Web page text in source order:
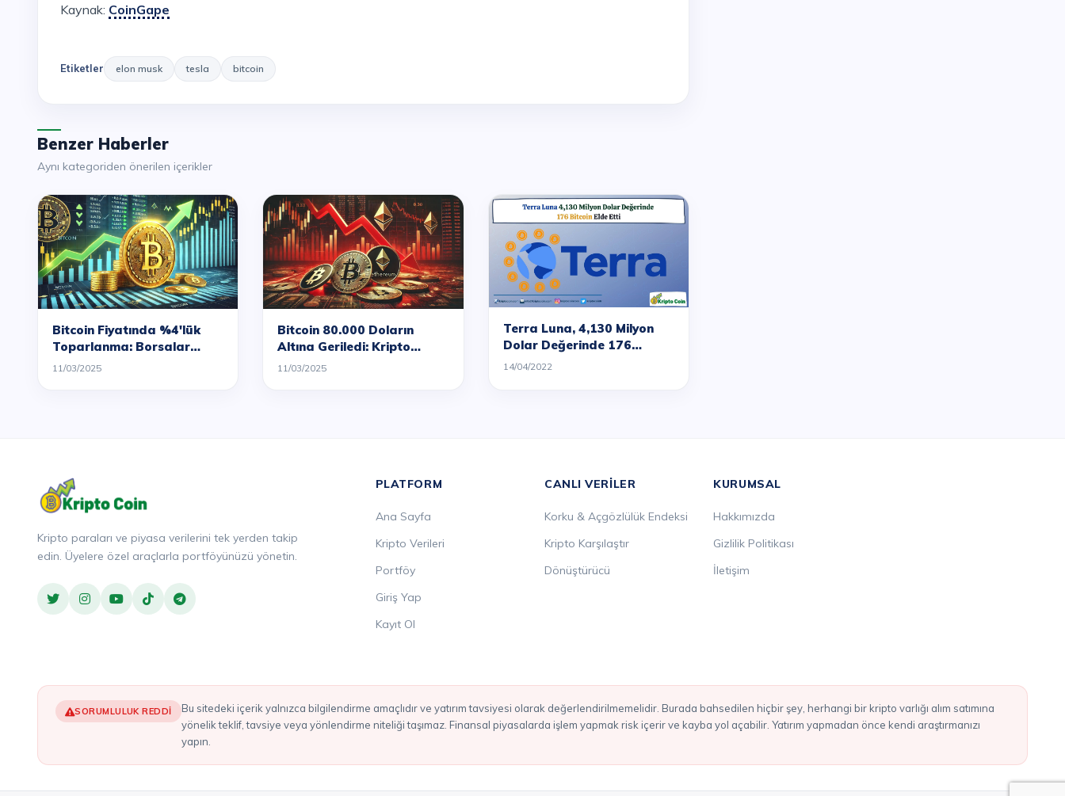
Kaynak: CoinGape
Etiketler elon musk tesla bitcoin
Benzer Haberler
Aynı kategoriden önerilen içerikler
Bitcoin Fiyatında %4'lük
Toparlanma: Borsalar
Dipten Dönüyor mu?
11/03/2025
Bitcoin 80.000 Doların
Altına Geriledi: Kripto
Piyasasında Sert Düşüş
11/03/2025
Terra Luna, 4,130 Milyon
Dolar Değerinde 176
Bitcoin Elde Etti
14/04/2022
Kripto paraları ve piyasa verilerini tek yerden takip
edin. Üyelere özel araçlarla portföyünüzü yönetin.
PLATFORM
Ana Sayfa
Kripto Verileri
Portföy
Giriş Yap
Kayıt Ol
CANLI VERILER
Korku & Açgözlülük Endeksi
Kripto Karşılaştır
Dönüştürücü
KURUMSAL
Hakkımızda
Gizlilik Politikası
İletişim
SORUMLULUK REDDI
Bu sitedeki içerik yalnızca bilgilendirme amaçlıdır ve yatırım tavsiyesi olarak değerlendirilmemelidir. Burada bahsedilen hiçbir şey, herhangi bir kripto varlığı alım satımına
yönelik teklif, tavsiye veya yönlendirme niteliği taşımaz. Finansal piyasalarda işlem yapmak risk içerir ve kayba yol açabilir. Yatırım yapmadan önce kendi araştırmanızı
yapın.